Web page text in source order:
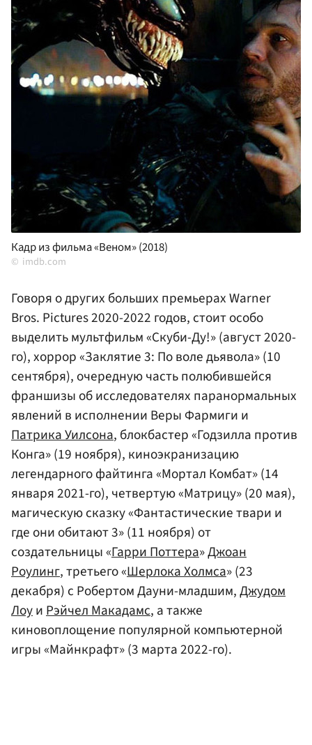
Кадр из фильма «Веном» (2018)
imdb.com
Говоря о других больших премьерах Warner
Bros. Pictures 2020-2022 годов, стоит особо
выделить мультфильм «Скуби-Ду!» (август 2020-
го), хоррор «Заклятие 3: По воле дьявола» (10
сентября), очередную часть полюбившейся
франшизы об исследователях паранормальных
явлений в исполнении Веры Фармиги и
Патрика Уилсона, блокбастер «Годзилла против
Конга» (19 ноября), киноэкранизацию
легендарного файтинга «Мортал Комбат» (14
января 2021-го), четвертую «Матрицу» (20 мая),
магическую сказку «Фантастические твари и
где они обитают 3» (11 ноября) от
создательницы «Гарри Поттера»Джоан
Роулинг, третьего «Шерлока Холмса» (23
декабря) с Робертом Дауни-младшим,Джудом
ЛоуиРэйчел Макадамс, а также
киновоплощение популярной компьютерной
игры «Майнкрафт» (3 марта 2022-го).